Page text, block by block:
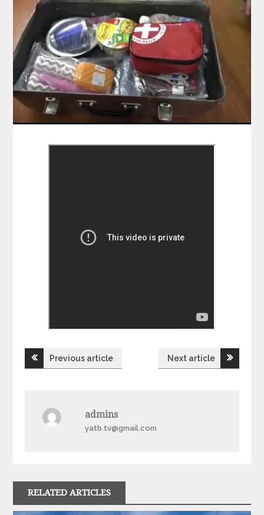
Н
г
Previous article Next article
admins
yatb.tv@gmail.com
RELATED ARTICLES